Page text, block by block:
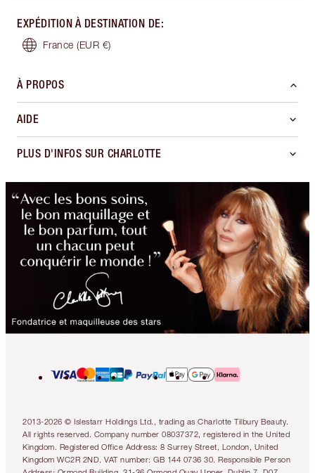
EXPÉDITION À DESTINATION DE:
France (EUR €)
À PROPOS
AIDE
PLUS D'INFOS SUR CHARLOTTE
2013-2026 © Islestarr Holdings Ltd., trading as Charlotte Tilbury Beauty.
All rights reserved. Company number 08037372, registered in the United
Kingdom. Registered Office Address: 8 Surrey Street, London, United
Kingdom WC2R 2ND. VAT number: GB 144 0736 30. Responsible Person